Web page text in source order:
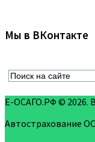
Мы в ВКонтакте
Е-ОСАГО.РФ © 2026.
Автострахование